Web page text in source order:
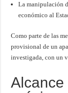
La manipulación
económico al
Como parte de las
provisional de un
investigada, con un